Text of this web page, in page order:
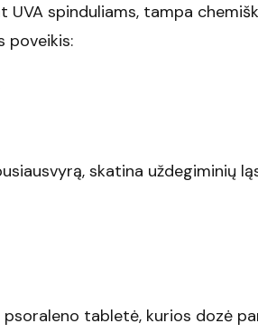
UVA spinduliams, tampa
poveikis:
skatina uždegiminių
tabletė, kurios dozė